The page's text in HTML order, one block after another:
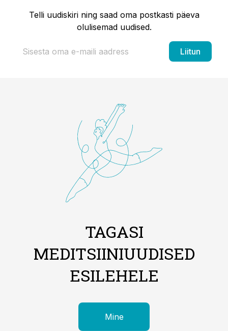
Telli uudiskiri ning saad oma postkasti päeva
olulisemad uudised.
Liitun
TAGASI
MEDITSIINIUUDISED
ESILEHELE
Mine